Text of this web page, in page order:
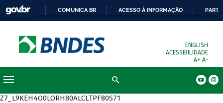
COMUNICA BR ACESSO À INFORMAÇÃO
ENGLISH
ACESSIBILIDADE
A+ A-
Z7_L9KEH4O0LORH80ALCLTPF80S71